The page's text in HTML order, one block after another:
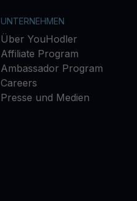
UNTERNEHMEN
Über YouHodler
Affiliate Program
Ambassador Program
Careers
Presse und Medien